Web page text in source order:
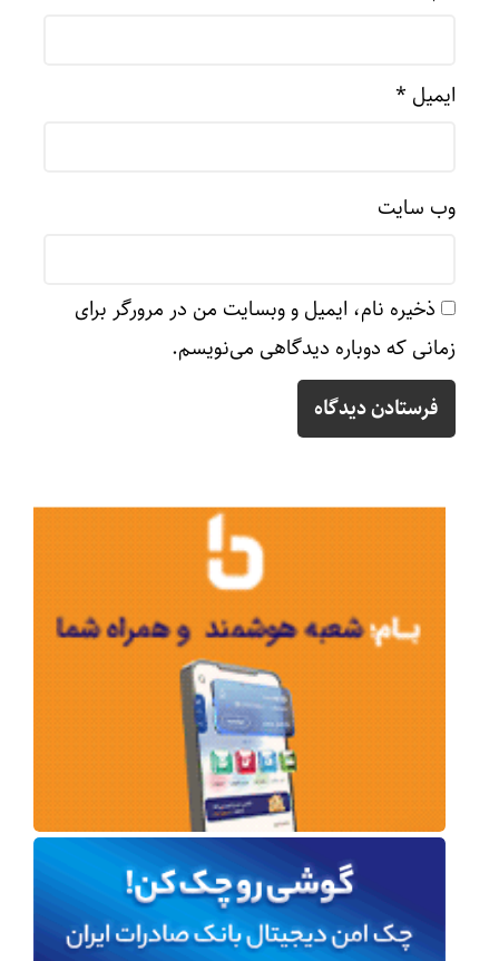
ایمیل *
وب‌ سایت
ذخیره نام، ایمیل و وبسایت من در مرورگر برای
زمانی که دوباره دیدگاهی می‌نویسم.